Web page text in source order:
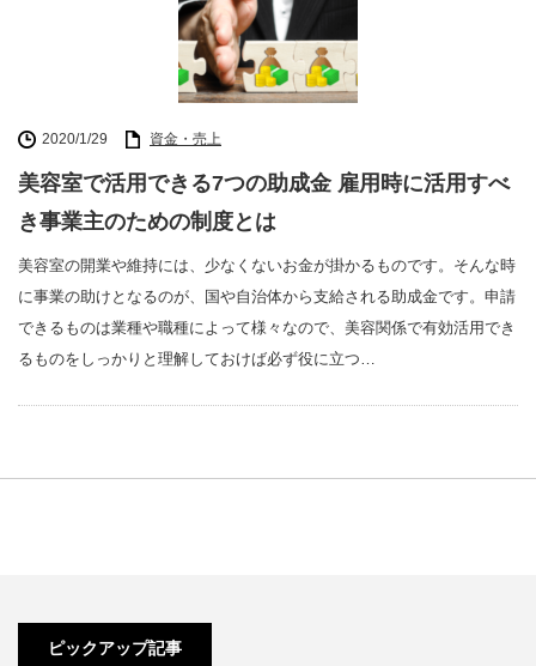
2020/1/29 資金・売上
美容室で活用できる7つの助成金 雇用時に活用すべ
き事業主のための制度とは
美容室の開業や維持には、少なくないお金が掛かるものです。そんな時
に事業の助けとなるのが、国や自治体から支給される助成金です。申請
できるものは業種や職種によって様々なので、美容関係で有効活用でき
るものをしっかりと理解しておけば必ず役に立つ…
ピックアップ記事